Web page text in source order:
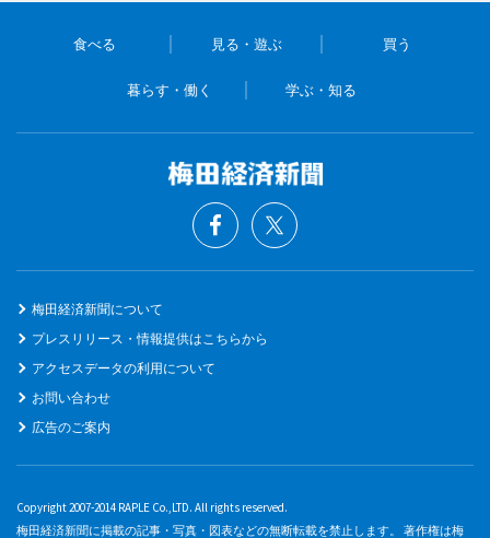
食べる 見る・遊ぶ 買う
暮らす・働く 学ぶ・知る
梅田経済新聞について
プレスリリース・情報提供はこちらから
アクセスデータの利用について
お問い合わせ
広告のご案内
Copyright 2007-2014 RAPLE Co.,LTD. All rights reserved.
梅田経済新聞に掲載の記事・写真・図表などの無断転載を禁止します。 著作権は梅